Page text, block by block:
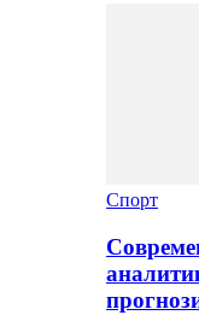
Спорт